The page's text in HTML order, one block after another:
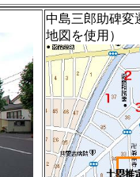
中島三郎助碑変
地図を使用）